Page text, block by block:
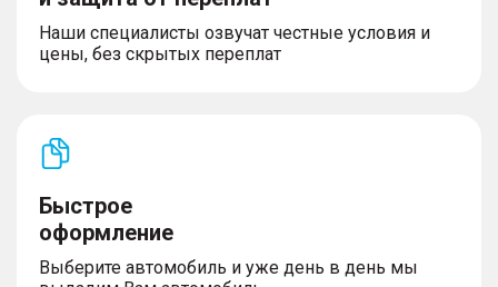
Наши специалисты озвучат честные условия и
цены, без скрытых переплат
Быстрое
оформление
Выберите автомобиль и уже день в день мы